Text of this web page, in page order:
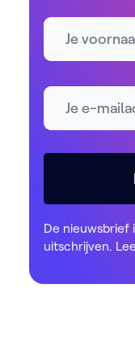
Naam
E-mailadres *
De nieuwsbrief
uitschrijven.